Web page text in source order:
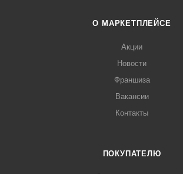
О МАРКЕТПЛЕЙСЕ
Акции
Новости
Франшиза
Вакансии
Контакты
ПОКУПАТЕЛЮ